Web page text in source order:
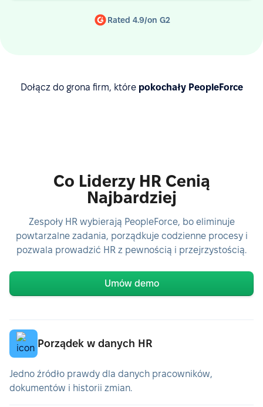
Rated 4.9/on G2
Dołącz do grona firm, które pokochały PeopleForce
Co Liderzy HR Cenią
Najbardziej
Zespoły HR wybierają PeopleForce, bo eliminuje
powtarzalne zadania, porządkuje codzienne procesy i
pozwala prowadzić HR z pewnością i przejrzystością.
Umów demo
Porządek w danych HR
Jedno źródło prawdy dla danych pracowników,
dokumentów i historii zmian.